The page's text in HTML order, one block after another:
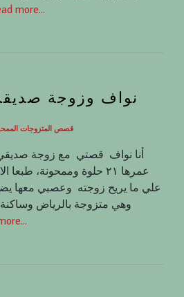
more…
نواف وزوجة
قصص المتزوجات
عمرها ٢١ حلوة وممحونة،
علي ما يريح زوجته وعصبي معها
وهي متزوجة بالرياض وساكنة